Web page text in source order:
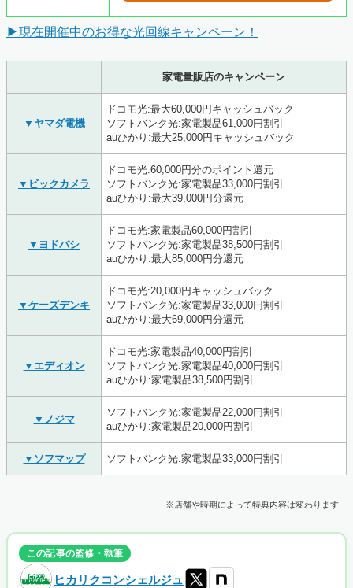
▶現在開催中のお得な光回線キャンペーン！
家電量販店のキャンペーン
▼ヤマダ電機
ドコモ光:最大60,000円キャッシュバック
ソフトバンク光:家電製品61,000円割引
auひかり:最大25,000円キャッシュバック
▼ビックカメラ
ドコモ光:60,000円分のポイント還元
ソフトバンク光:家電製品33,000円割引
auひかり:最大39,000円分還元
▼ヨドバシ
ドコモ光:家電製品60,000円割引
ソフトバンク光:家電製品38,500円割引
auひかり:最大85,000円分還元
▼ケーズデンキ
ドコモ光:20,000円キャッシュバック
ソフトバンク光:家電製品33,000円割引
auひかり:最大69,000円分還元
▼エディオン
ドコモ光:家電製品40,000円割引
ソフトバンク光:家電製品40,000円割引
auひかり:家電製品38,500円割引
▼ノジマ
ソフトバンク光:家電製品22,000円割引
auひかり:家電製品20,000円割引
▼ソフマップ ソフトバンク光:家電製品33,000円割引
※店舗や時期によって特典内容は変わります
この記事の監修・執筆
ヒカリクコンシェルジュ